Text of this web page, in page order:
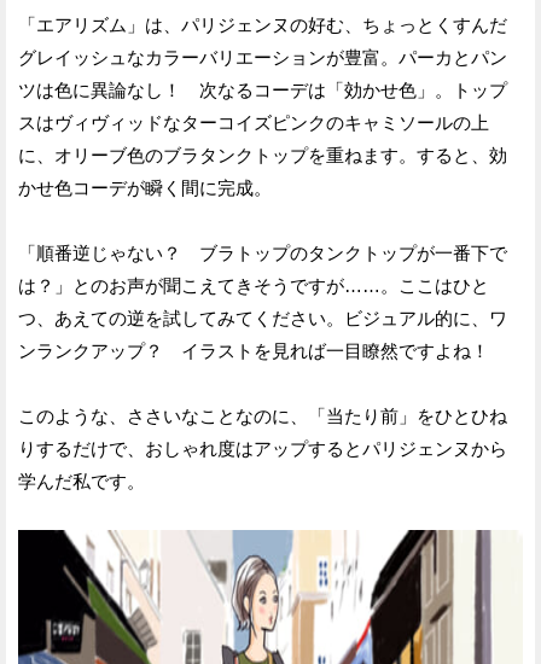
「エアリズム」は、パリジェンヌの好む、ちょっとくすんだ
グレイッシュなカラーバリエーションが豊富。パーカとパン
ツは色に異論なし！ 次なるコーデは「効かせ色」。トップ
スはヴィヴィッドなターコイズピンクのキャミソールの上
に、オリーブ色のブラタンクトップを重ねます。すると、効
かせ色コーデが瞬く間に完成。
「順番逆じゃない？ ブラトップのタンクトップが一番下で
は？」とのお声が聞こえてきそうですが……。ここはひと
つ、あえての逆を試してみてください。ビジュアル的に、ワ
ンランクアップ？ イラストを見れば一目瞭然ですよね！
このような、ささいなことなのに、「当たり前」をひとひね
りするだけで、おしゃれ度はアップするとパリジェンヌから
学んだ私です。